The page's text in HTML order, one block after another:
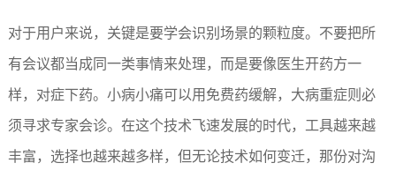
对于用户来说，关键是要学会识别场景的颗粒度。不要把所
有会议都当成同一类事情来处理，而是要像医生开药方一
样，对症下药。小病小痛可以用免费药缓解，大病重症则必
须寻求专家会诊。在这个技术飞速发展的时代，工具越来越
丰富，选择也越来越多样，但无论技术如何变迁，那份对沟